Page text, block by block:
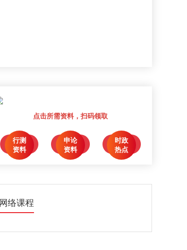
点击所需资料，扫码领取
行测
资料
点击领取
申论
资料
点击领取
时政
热点
点击领取
网络课程